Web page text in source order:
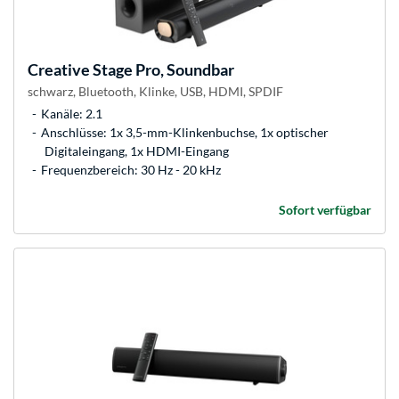
CreativeStage Pro, Soundbar
schwarz, Bluetooth, Klinke, USB, HDMI, SPDIF
Kanäle: 2.1
Anschlüsse: 1x 3,5-mm-Klinkenbuchse, 1x optischer
Digitaleingang, 1x HDMI-Eingang
Frequenzbereich: 30 Hz - 20 kHz
Sofort verfügbar